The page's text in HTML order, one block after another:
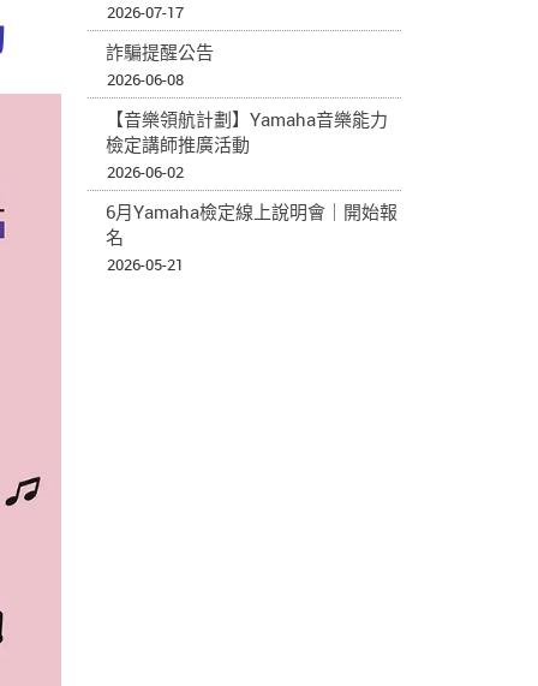
2026-07-17
詐騙提醒公告
2026-06-08
【音樂領航計劃】Yamaha音樂能力
檢定講師推廣活動
2026-06-02
6月Yamaha檢定線上說明會｜開始報
名
2026-05-21